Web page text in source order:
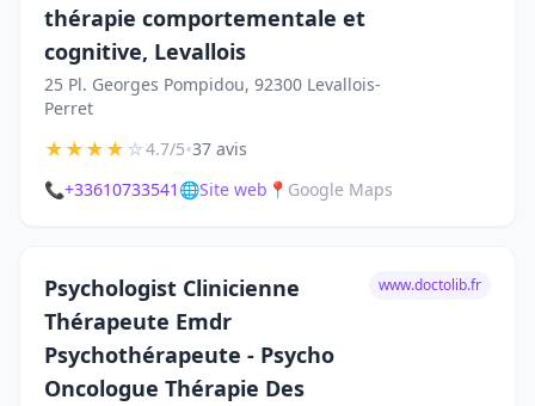
thérapie comportementale et
cognitive, Levallois
25 Pl. Georges Pompidou, 92300 Levallois-
Perret
★★★★☆4.7/5•37 avis
📞+33610733541 🌐Site web 📍 Google Maps
Psychologist Clinicienne
Thérapeute Emdr
Psychothérapeute - Psycho
Oncologue Thérapie Des
www.doctolib.fr